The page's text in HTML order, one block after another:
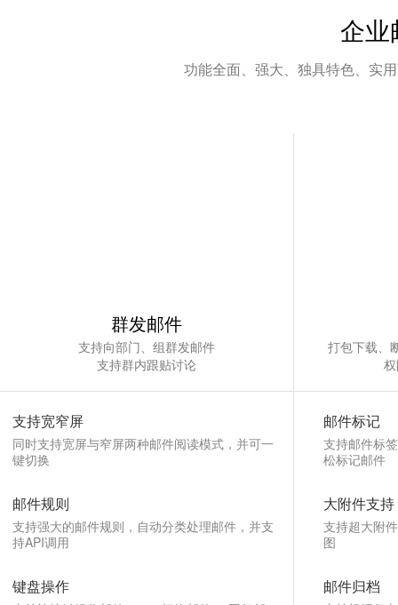
企业
功能全面、强大、独具特色、实
群发邮件
支持向部门、组群发邮件
支持群内跟贴讨论
支持宽窄屏
同时支持宽屏与窄屏两种邮件阅读模式，并可一
键切换
邮件规则
支持强大的邮件规则，自动分类处理邮件，并支
持API调用
键盘操作
打包下载、
邮件标记
支持邮件标
松标记邮件
大附件支持
支持超大附
图
邮件归档